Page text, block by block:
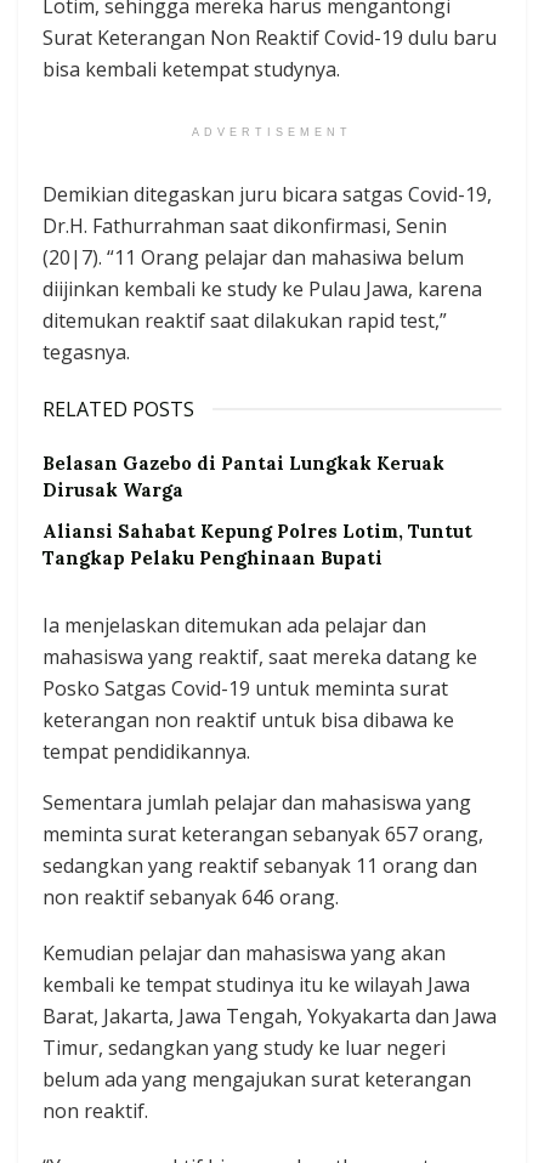
Lotim, sehingga mereka harus mengantongi
Surat Keterangan Non Reaktif Covid-19 dulu baru
bisa kembali ketempat studynya.
ADVERTISEMENT
Demikian ditegaskan juru bicara satgas Covid-19,
Dr.H. Fathurrahman saat dikonfirmasi, Senin
(20|7). “11 Orang pelajar dan mahasiwa belum
diijinkan kembali ke study ke Pulau Jawa, karena
ditemukan reaktif saat dilakukan rapid test,”
tegasnya.
RELATED POSTS
Belasan Gazebo di Pantai Lungkak Keruak
Dirusak Warga
Aliansi Sahabat Kepung Polres Lotim, Tuntut
Tangkap Pelaku Penghinaan Bupati
Ia menjelaskan ditemukan ada pelajar dan
mahasiswa yang reaktif, saat mereka datang ke
Posko Satgas Covid-19 untuk meminta surat
keterangan non reaktif untuk bisa dibawa ke
tempat pendidikannya.
Sementara jumlah pelajar dan mahasiswa yang
meminta surat keterangan sebanyak 657 orang,
sedangkan yang reaktif sebanyak 11 orang dan
non reaktif sebanyak 646 orang.
Kemudian pelajar dan mahasiswa yang akan
kembali ke tempat studinya itu ke wilayah Jawa
Barat, Jakarta, Jawa Tengah, Yokyakarta dan Jawa
Timur, sedangkan yang study ke luar negeri
belum ada yang mengajukan surat keterangan
non reaktif.